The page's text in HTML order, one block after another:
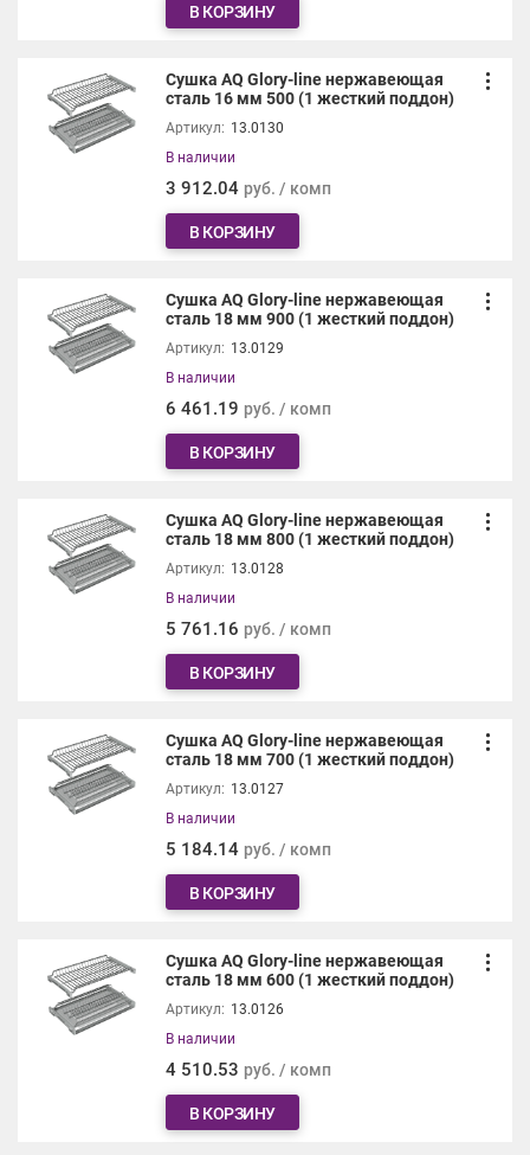
В КОРЗИНУ
Сушка AQ Glory-line нержавеющая
сталь 16 мм 500 (1 жесткий поддон)
Артикул: 13.0130
В наличии
3 912.04 руб. / комп
В КОРЗИНУ
Сушка AQ Glory-line нержавеющая
сталь 18 мм 900 (1 жесткий поддон)
Артикул: 13.0129
В наличии
6 461.19 руб. / комп
В КОРЗИНУ
Сушка AQ Glory-line нержавеющая
сталь 18 мм 800 (1 жесткий поддон)
Артикул: 13.0128
В наличии
5 761.16 руб. / комп
В КОРЗИНУ
Сушка AQ Glory-line нержавеющая
сталь 18 мм 700 (1 жесткий поддон)
Артикул: 13.0127
В наличии
5 184.14 руб. / комп
В КОРЗИНУ
Сушка AQ Glory-line нержавеющая
сталь 18 мм 600 (1 жесткий поддон)
Артикул: 13.0126
В наличии
4 510.53 руб. / комп
В КОРЗИНУ